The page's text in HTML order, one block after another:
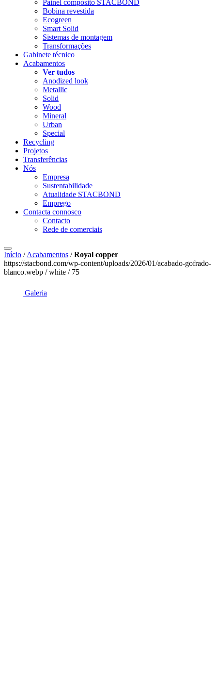
Painel compósito STACBOND
Bobina revestida
Ecogreen
Smart Solid
Sistemas de montagem
Transformações
Gabinete técnico
Acabamentos
Ver tudos
Anodized look
Metallic
Solid
Wood
Mineral
Urban
Special
Recycling
Projetos
Transferências
Nós
Empresa
Sustentabilidade
Atualidade STACBOND
Emprego
Contacta connosco
Contacto
Rede de comerciais
Início /Acabamentos /Royal copper
https://stacbond.com/wp-content/uploads/2026/01/acabado-gofrado-
blanco.webp / white / 75
Galeria